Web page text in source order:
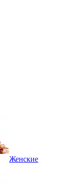
Женские